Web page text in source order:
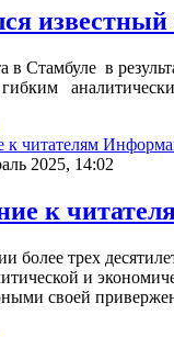
в Стамбуле в
2025, 14:02
к
более трех
и
своей